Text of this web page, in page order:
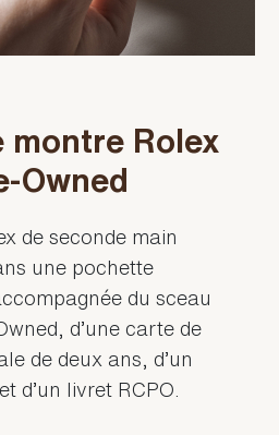
montre Rolex
Owned
de seconde main
une pochette
du sceau
d’une carte de
de deux ans, d’un
d’un livret RCPO.